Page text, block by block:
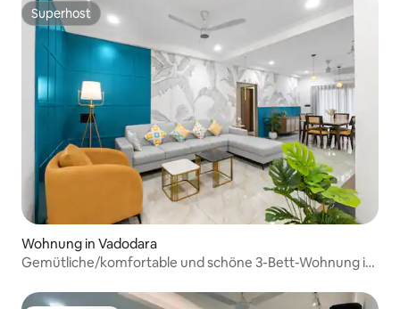
Superhost
Superhost
Wohnung in Vadodara
Gemütliche/komfortable und schöne 3-Bett-Wohnung in